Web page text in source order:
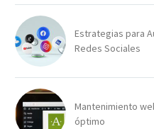
Estrategias para
Redes Sociales
Mantenimiento
óptimo